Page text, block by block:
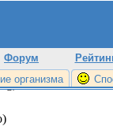
Форум
организма